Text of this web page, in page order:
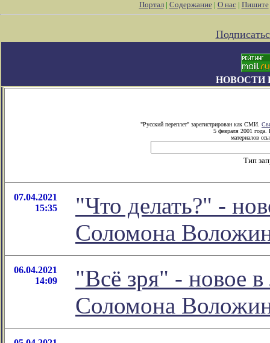
Портал| Содержание| О нас| Пишите
НОВОСТИ
"Русский переплет" зарегистрирован как СМИ.
5 февраля 2001 года.
материалов
Тип
07.04.2021
15:35
"Что делать?" -
Соломона
06.04.2021
14:09
"Всё зря" - новое
Соломона